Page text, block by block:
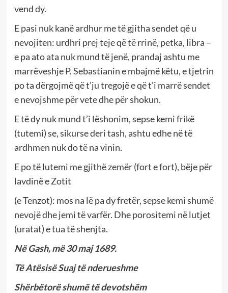
vend dy.
E pasi nuk kanë ardhur me të gjitha sendet që u
nevojiten: urdhri prej teje që të rrinë, petka, libra –
e pa ato ata nuk mund të jenë, prandaj ashtu me
marrëveshje P. Sebastianin e mbajmë këtu, e tjetrin
po ta dërgojmë që t’ju tregojë e që t’i marrë sendet
e nevojshme për vete dhe për shokun.
E të dy nuk mund t’i lëshonim, sepse kemi frikë
(tutemi) se, sikurse deri tash, ashtu edhe në të
ardhmen nuk do të na vinin.
E po të lutemi me gjithë zemër (fort e fort), bëje për
lavdinë e Zotit
(e Tenzot): mos na lë pa dy fretër, sepse kemi shumë
nevojë dhe jemi të varfër. Dhe porositemi në lutjet
(uratat) e tua të shenjta.
Në Gash, më 30 maj 1689.
Të Atësisë Suaj të nderueshme
Shërbëtorë shumë të devotshëm